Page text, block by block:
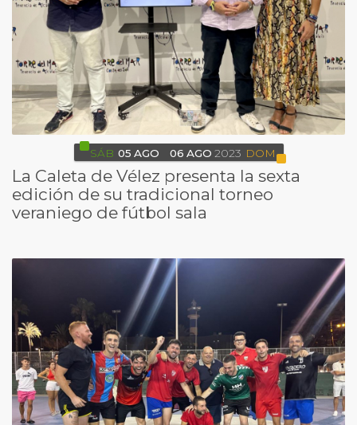
SÁB 05 AGO 06 AGO 2023 DOM
La Caleta de Vélez presenta la sexta
edición de su tradicional torneo
veraniego de fútbol sala